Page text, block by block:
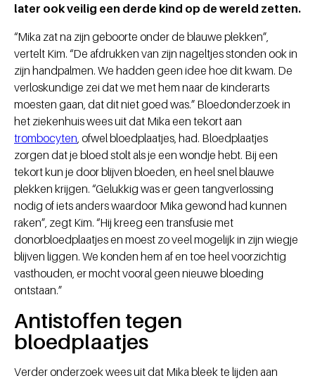
later ook veilig een derde kind op de wereld zetten.
“Mika zat na zijn geboorte onder de blauwe plekken”,
vertelt Kim. “De afdrukken van zijn nageltjes stonden ook in
zijn handpalmen. We hadden geen idee hoe dit kwam. De
verloskundige zei dat we met hem naar de kinderarts
moesten gaan, dat dit niet goed was.” Bloedonderzoek in
het ziekenhuis wees uit dat Mika een tekort aan
trombocyten, ofwel bloedplaatjes, had. Bloedplaatjes
zorgen dat je bloed stolt als je een wondje hebt. Bij een
tekort kun je door blijven bloeden, en heel snel blauwe
plekken krijgen. “Gelukkig was er geen tangverlossing
nodig of iets anders waardoor Mika gewond had kunnen
raken”, zegt Kim. “Hij kreeg een transfusie met
donorbloedplaatjes en moest zo veel mogelijk in zijn wiegje
blijven liggen. We konden hem af en toe heel voorzichtig
vasthouden, er mocht vooral geen nieuwe bloeding
ontstaan.”
Antistoffen tegen
bloedplaatjes
Verder onderzoek wees uit dat Mika bleek te lijden aan